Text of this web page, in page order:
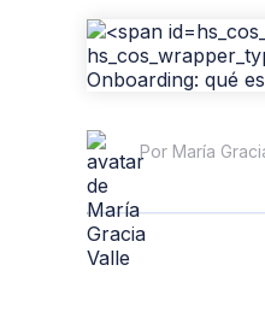
Por María